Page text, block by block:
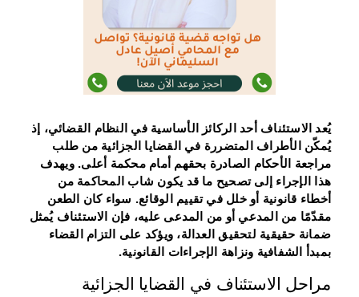
يُعد الاستئناف أحد الركائز الأساسية في النظام القضائي، إذ
يُمكّن الأطراف المتضررة في القضايا الجزائية من طلب
مراجعة الأحكام الصادرة بحقهم أمام محكمة أعلى. ويهدف
هذا الإجراء إلى تصحيح ما قد يكون شاب المحاكمة من
أخطاء قانونية أو خلل في تقييم الوقائع. سواء كان الطعن
مقدّمًا من المدعي أو من المدعى عليه، فإن الاستئناف يُمثل
ضمانة حقيقية لتحقيق العدالة، ويؤكد على التزام القضاء
بمبدأ الشفافية ونزاهة الإجراءات القانونية.
مراحل الاستئناف في القضايا الجزائية